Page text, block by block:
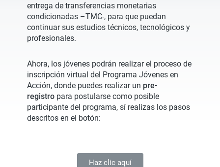
entrega de transferencias monetarias
condicionadas –TMC-, para que puedan
continuar sus estudios técnicos, tecnológicos y
profesionales.
Ahora, los jóvenes podrán realizar el proceso de
inscripción virtual del Programa Jóvenes en
Acción, donde puedes realizar un pre-
registro para postularse como posible
participante del programa, sí realizas los pasos
descritos en el botón:
Haz clic aquí